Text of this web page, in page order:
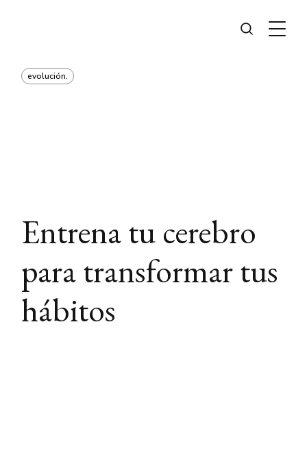
evolución.
Entrena tu cerebro
para transformar tus
hábitos